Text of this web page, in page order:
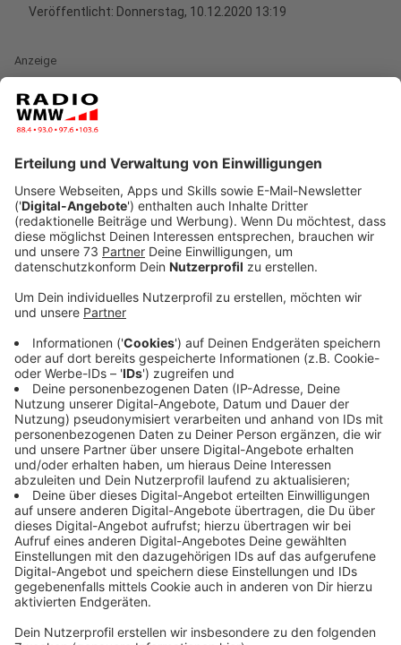
Veröffentlicht: Donnerstag, 10.12.2020 13:19
Anzeige
Nach 30 Jahren entfällt ab Januar 2021 für die
Und der Grundfreibetrag, auf den man keine Steuern
zahlen muss, steigt. 2021 liegt er bei 9744 Euro statt
bisher 9408 Euro. Das erklärt die Stiftung Warentest.
Es gibt aber noch weitere interessante Änderungen:
Anzeige
Kinder:Gute Nachrichten für Familien - ab Januar
2021 steigt das Kindergeld um 15 Euro pro Kind,
erklärt die Verbraucherzentrale NRW. Für das
erste und zweite Kind bekommen Eltern dann 219
Euro statt bisher 204 Euro pro Monat.
Homeoffice-Pauschale:Es soll eine Home­office-
Pauschale von maximal 600 Euro im Jahr rück­
wirkend ab 2020 geben. Seit dem Früh­jahr bleiben
viele, die wegen Corona zu Hause arbeiten
müssen, auf ihren anteiligen Kosten für Strom,
Heizung und Miete sitzen, weil sie kein separates
Heimbüro haben und ihr Arbeit­geber nichts
erstattet. Kosten kann derzeit nur absetzen, wer
ein extra Zimmer als Heimbüro hat.